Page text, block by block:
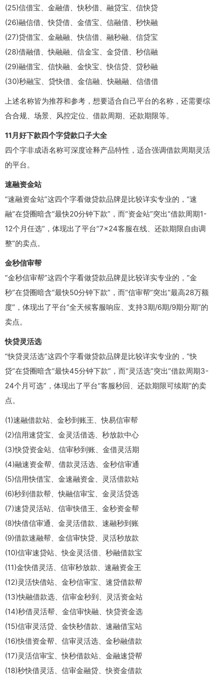
(25)信借宝、金融借、快秒借、融贷宝、信快贷
(26)融信借、快贷借、金借宝、信融借、秒快融
(27)贷借宝、金融融、快信借、融秒融、信贷宝
(28)借融借、快融融、信金宝、金贷借、秒信融
(29)融借宝、信快融、金快宝、快信贷、贷秒融
(30)秒融宝、贷快借、金信融、快融融、信借借
上述名称皆为推荐和参考，想要适合自己平台的名称，还需要综
合合规、场景、风控定位、借款周期、还款期限等。
11月好下款四个字贷款口子大全
四个字非成语名称可深度诠释产品特性，适合强调借款周期灵活
的平台。
速融资金站
“速融资金站”这四个字看做贷款品牌是比较详实专业的，“速
融”在贷圈暗含“最快20分钟下款”，而“资金站”突出“借款周期1-
12个月任选”，体现出了平台“7×24客服在线、还款期限自由调
整”的卖点。
金秒信审帮
“金秒信审帮”这四个字看做贷款品牌是比较详实专业的，“金
秒”在贷圈暗含“最快50分钟下款”，而“信审帮”突出“最高28万额
度”，体现出了平台“全天候客服响应、支持3期/6期/9期分期”的
卖点。
快贷灵活选
“快贷灵活选”这四个字看做贷款品牌是比较详实专业的，“快
贷”在贷圈暗含“最快45分钟下款”，而“灵活选”突出“借款周期3-
24个月可选”，体现出了平台“客服秒回、还款期限可续期”的卖
点。
(1)速融借款站、金秒到账王、快易信审帮
(2)信用速贷宝、金灵活借选、秒放款中心
(3)快贷资金站、信审秒到账、金借灵活期
(4)融速资金帮、借款灵活选、金秒信审通
(5)信用快借宝、金速融资金、灵活借款站
(6)秒到借款帮、快融信审宝、金灵活贷选
(7)速贷灵活站、信审快借王、金秒资金帮
(8)快借信审通、金灵活借款、速融秒到账
(9)借款速融帮、金信审快贷、灵活秒放款
(10)信审速贷站、快金灵活借、秒融借款宝
(11)金快借灵活、信审秒放款、速融资金王
(12)灵活快借站、金秒信审宝、速贷借款帮
(13)快融借款选、信审金秒到、灵活资金站
(14)秒借灵活帮、金信审快融、快贷资金选
(15)信审灵活贷、金快秒借款、速融借宝站
(16)快借资金帮、信审灵活选、金秒融借款
(17)灵活信审宝、快秒借款站、金融速贷帮
(18)秒快借灵活、信审金融贷、快资金借款